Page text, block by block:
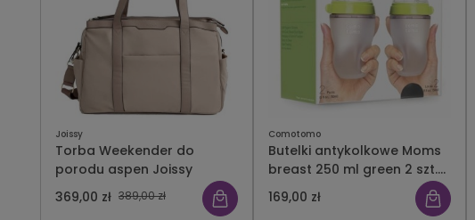
Joissy
Torba Weekender do
porodu aspen Joissy
369,00 zł 389,00 zł
Comotomo
Butelki antykolkowe Moms
breast 250 ml green 2 szt.
Comotomo
169,00 zł